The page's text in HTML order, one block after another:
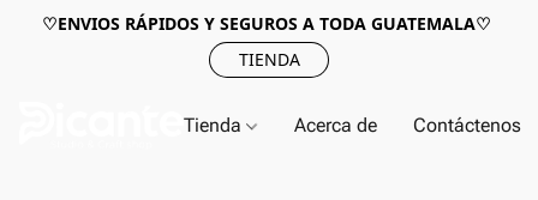
♡ENVIOS RÁPIDOS Y SEGUROS A TODA GUATEMALA♡
TIENDA
Tienda Acerca de Contáctenos